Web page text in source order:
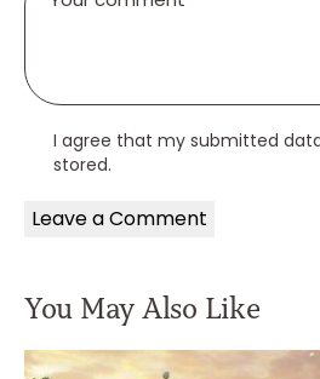
I agree that my submitted
stored.
You May Also Like